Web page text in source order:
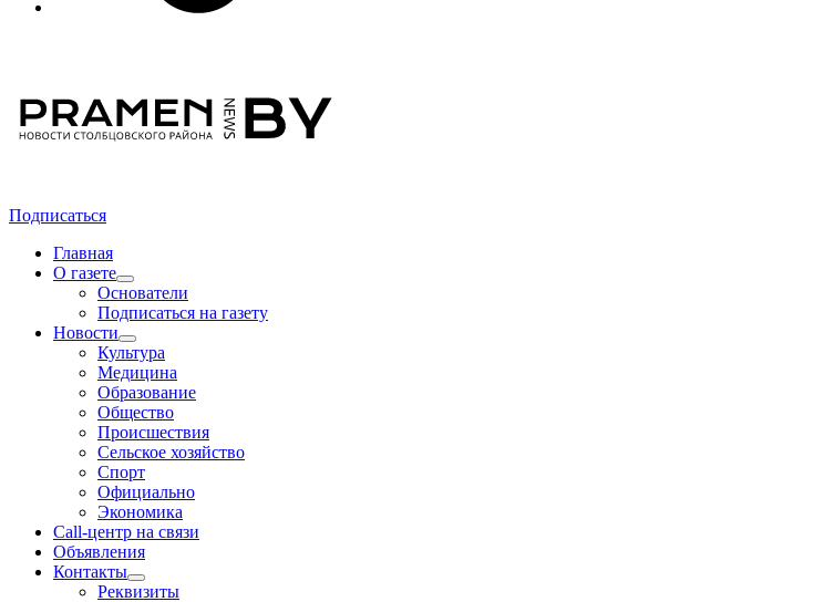
Подписаться
Главная
О газете
Основатели
Подписаться на газету
Новости
Культура
Медицина
Образование
Общество
Происшествия
Сельское хозяйство
Спорт
Официально
Экономика
Call-центр на связи
Объявления
Контакты
Реквизиты